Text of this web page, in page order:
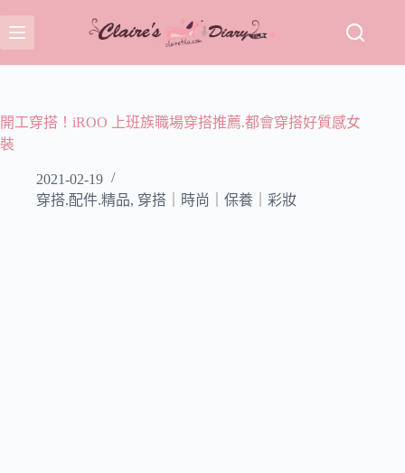
至
主
容
開工穿搭！iROO 上班族職場穿搭推薦.都會穿搭好質感女
裝
2021-02-19
穿搭.配件.精品, 穿搭｜時尚｜保養｜彩妝